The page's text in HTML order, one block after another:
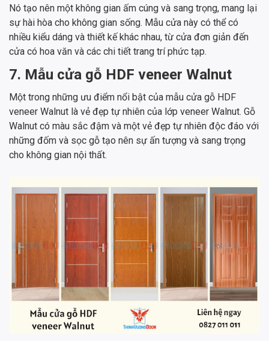
Nó tạo nên một không gian ấm cúng và sang trọng, mang lại
sự hài hòa cho không gian sống. Mẫu cửa này có thể có
nhiều kiểu dáng và thiết kế khác nhau, từ cửa đơn giản đến
cửa có hoa văn và các chi tiết trang trí phức tạp.
7. Mẫu cửa gỗ HDF veneer Walnut
Một trong những ưu điểm nổi bật của mẫu cửa gỗ HDF
veneer Walnut là vẻ đẹp tự nhiên của lớp veneer Walnut. Gỗ
Walnut có màu sắc đậm và một vẻ đẹp tự nhiên độc đáo với
những đốm và sọc gỗ tạo nên sự ấn tượng và sang trọng
cho không gian nội thất.